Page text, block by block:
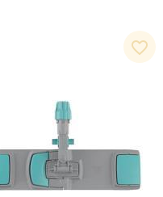
favorite_border